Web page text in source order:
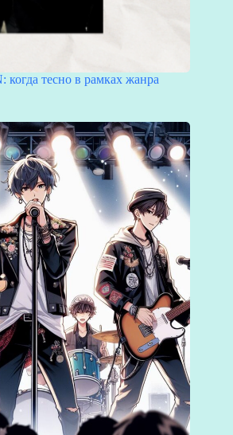
тесно в рамках жанра